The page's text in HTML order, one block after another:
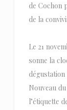
de Cochon
de la
Le 21
sonne la
dégustation
Nouveau
l’étiquette